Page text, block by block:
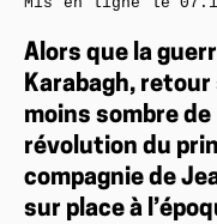
Alors que la
Karabagh, retour
moins sombre de
révolution du
compagnie de
sur place à